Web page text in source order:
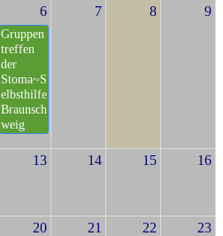
6
Gruppen
treffen
der
Stoma~S
elbsthilfe
Braunsch
weig
7 8 9
13 14 15 16
20 21 22 23